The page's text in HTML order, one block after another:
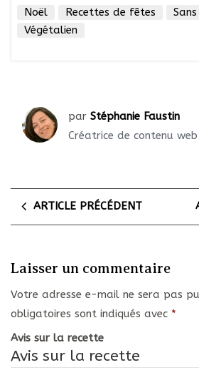
Noël Recettes de fêtes
Végétalien
par Stéphanie Faustin
Créatrice de contenu
ARTICLE PRÉCÉDENT
Laisser un commentaire
Votre adresse e-mail ne sera pas
obligatoires sont indiqués avec *
Avis sur la recette
Avis sur la recette